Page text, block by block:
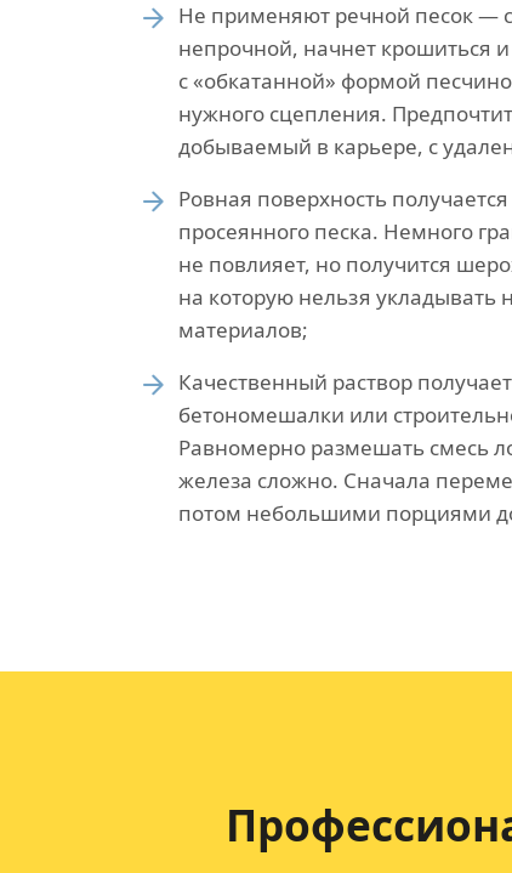
Не применяют речной песок —
непрочной, начнет крошиться
с «обкатанной» формой
нужного сцепления.
добываемый в карьере, с
Ровная поверхность
просеянного песка. Немного
не повлияет, но получится
на которую нельзя укладывать
материалов;
Качественный раствор
бетономешалки или
Равномерно размешать смесь
железа сложно. Сначала
потом небольшими порциями